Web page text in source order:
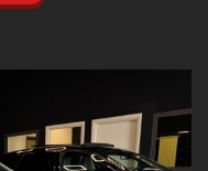
eseguita internamente
per supportarti a
CV M/T6